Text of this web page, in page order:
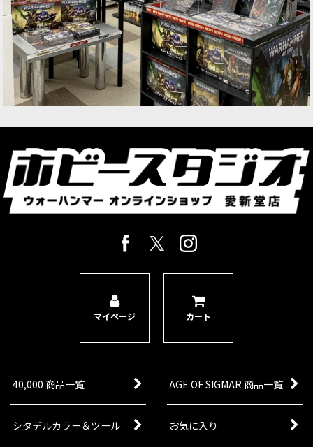
マイページ カート
40,000 商品一覧 AGE OF SIGMAR 商品一覧
シタデルカラー＆ツール お気に入り